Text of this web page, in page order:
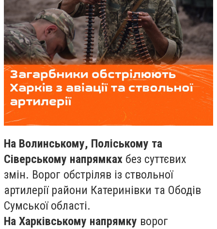
На Волинському, Поліському та
Сіверському напрямках без суттєвих
змін. Ворог обстріляв із ствольної
артилерії райони Катеринівки та Ободів
Сумської області.
На Харківському напрямку ворог